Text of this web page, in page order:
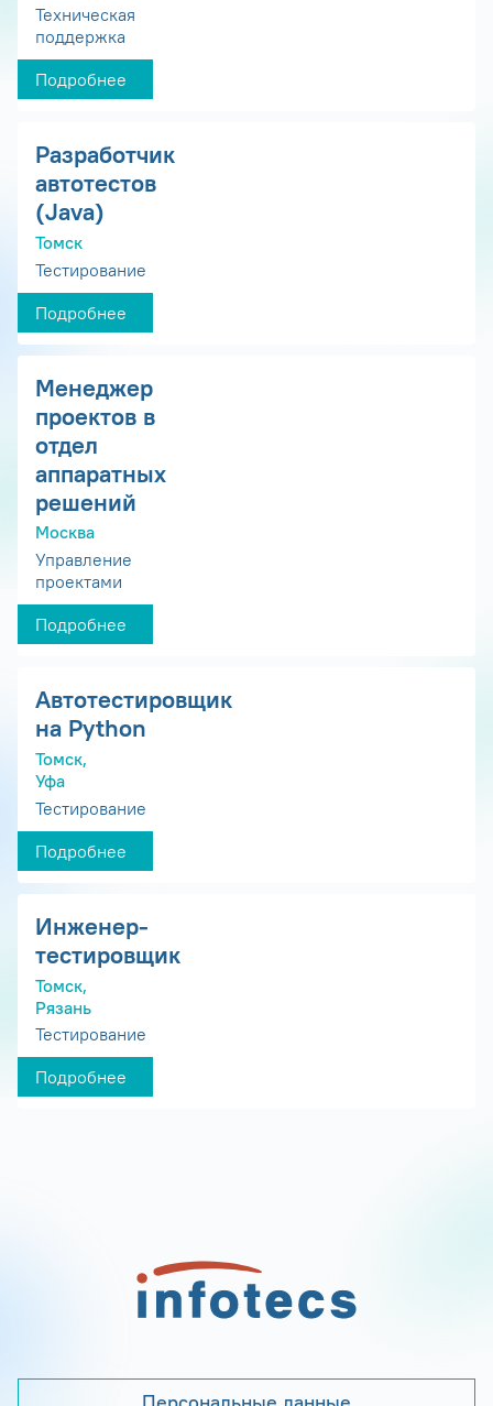
Техническая
поддержка
Подробнее
Разработчик
автотестов
(Java)
Томск
Тестирование
Подробнее
Менеджер
проектов в
отдел
аппаратных
решений
Москва
Управление
проектами
Подробнее
Автотестировщик
на Python
Томск,
Уфа
Тестирование
Подробнее
Инженер-
тестировщик
Томск,
Рязань
Тестирование
Подробнее